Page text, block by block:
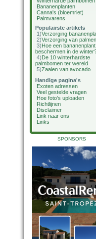
Bananenplanten
Canna's (bloemriet)
Palmvarens
Populairste artikels
1)Verzorging
2)Verzorging van palmen
3)Hoe een bananenplant
beschermen in de
4)De 10 winterhardste
palmbomen ter wereld
5)Zaaien van avocado
Handige pagina's
Exoten adressen
Veel gestelde vragen
Hoe foto's uploaden
Richtlijnen
Disclaimer
Link naar ons
Links
SPONSORS